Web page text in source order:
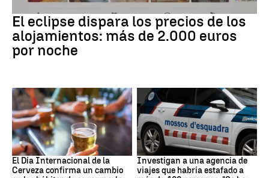
Eclipse solar
El eclipse dispara los precios de los
alojamientos: más de 2.000 euros
por noche
Día Internacional Cerveza
El Día Internacional de la
Cerveza confirma un cambio
Estafa
Investigan a una agencia de
viajes que habría estafado a